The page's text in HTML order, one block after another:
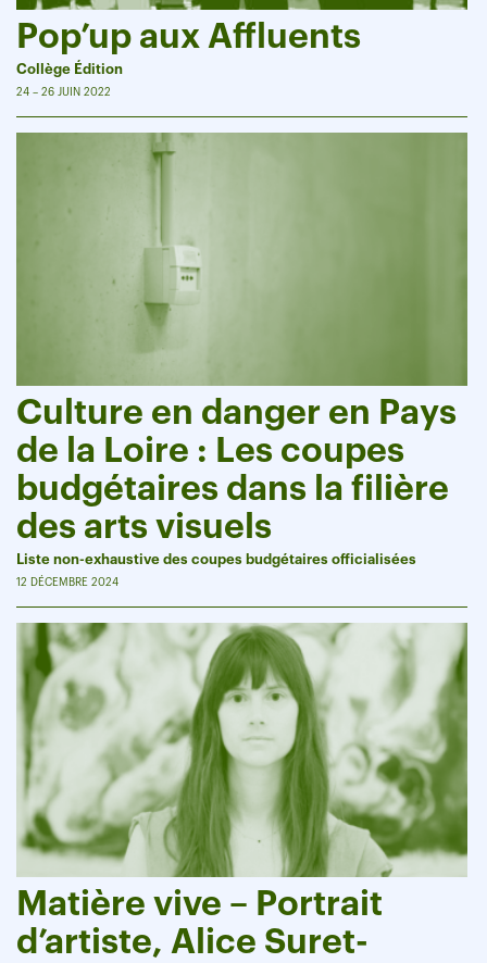
Pop’up aux Affluents
Collège Édition
24 – 26 JUIN 2022
Culture en danger en Pays
de la Loire : Les coupes
budgétaires dans la filière
des arts visuels
Liste non-exhaustive des coupes budgétaires officialisées
12 DÉCEMBRE 2024
Matière vive – Portrait
d’artiste, Alice Suret-